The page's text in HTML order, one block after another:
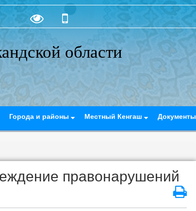
области
Города и районы Местный Кенгаш Документы
правонарушений